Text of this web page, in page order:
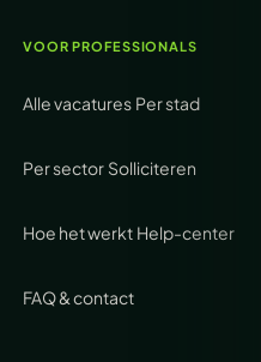
VOOR PROFESSIONALS
Alle vacatures Per stad
Per sector Solliciteren
Hoe het werkt Help-center
FAQ & contact